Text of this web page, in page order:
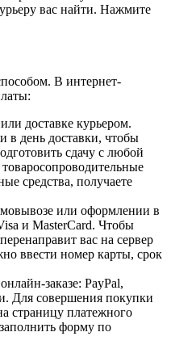
вас найти. Нажмите
В интернет-
доставке курьером.
в день доставки, чтобы
сдачу с любой
средства, получаете
или оформлении в
и MasterCard. Чтобы
вас на сервер
ввести номер карты, срок
заказе: PayPal,
Для совершения покупки
страницу платежного
форму по